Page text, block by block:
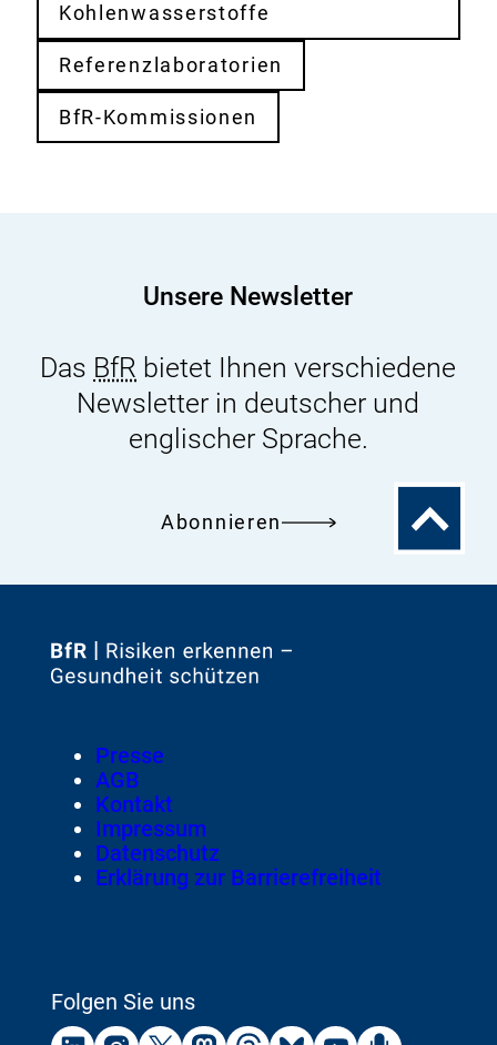
Kohlenwasserstoffe
Referenzlaboratorien
BfR-Kommissionen
Unsere Newsletter
Das BfR bietet Ihnen verschiedene
Newsletter in deutscher und
englischer Sprache.
Abonnieren
Zum
Zur
Footer
Meta-
Navigation
Presse
AGB
Kontakt
Impressum
Datenschutz
Erklärung zur Barrierefreiheit
Folgen Sie uns
ExternerExternerExternerExternerExternerExternerExternerExterner